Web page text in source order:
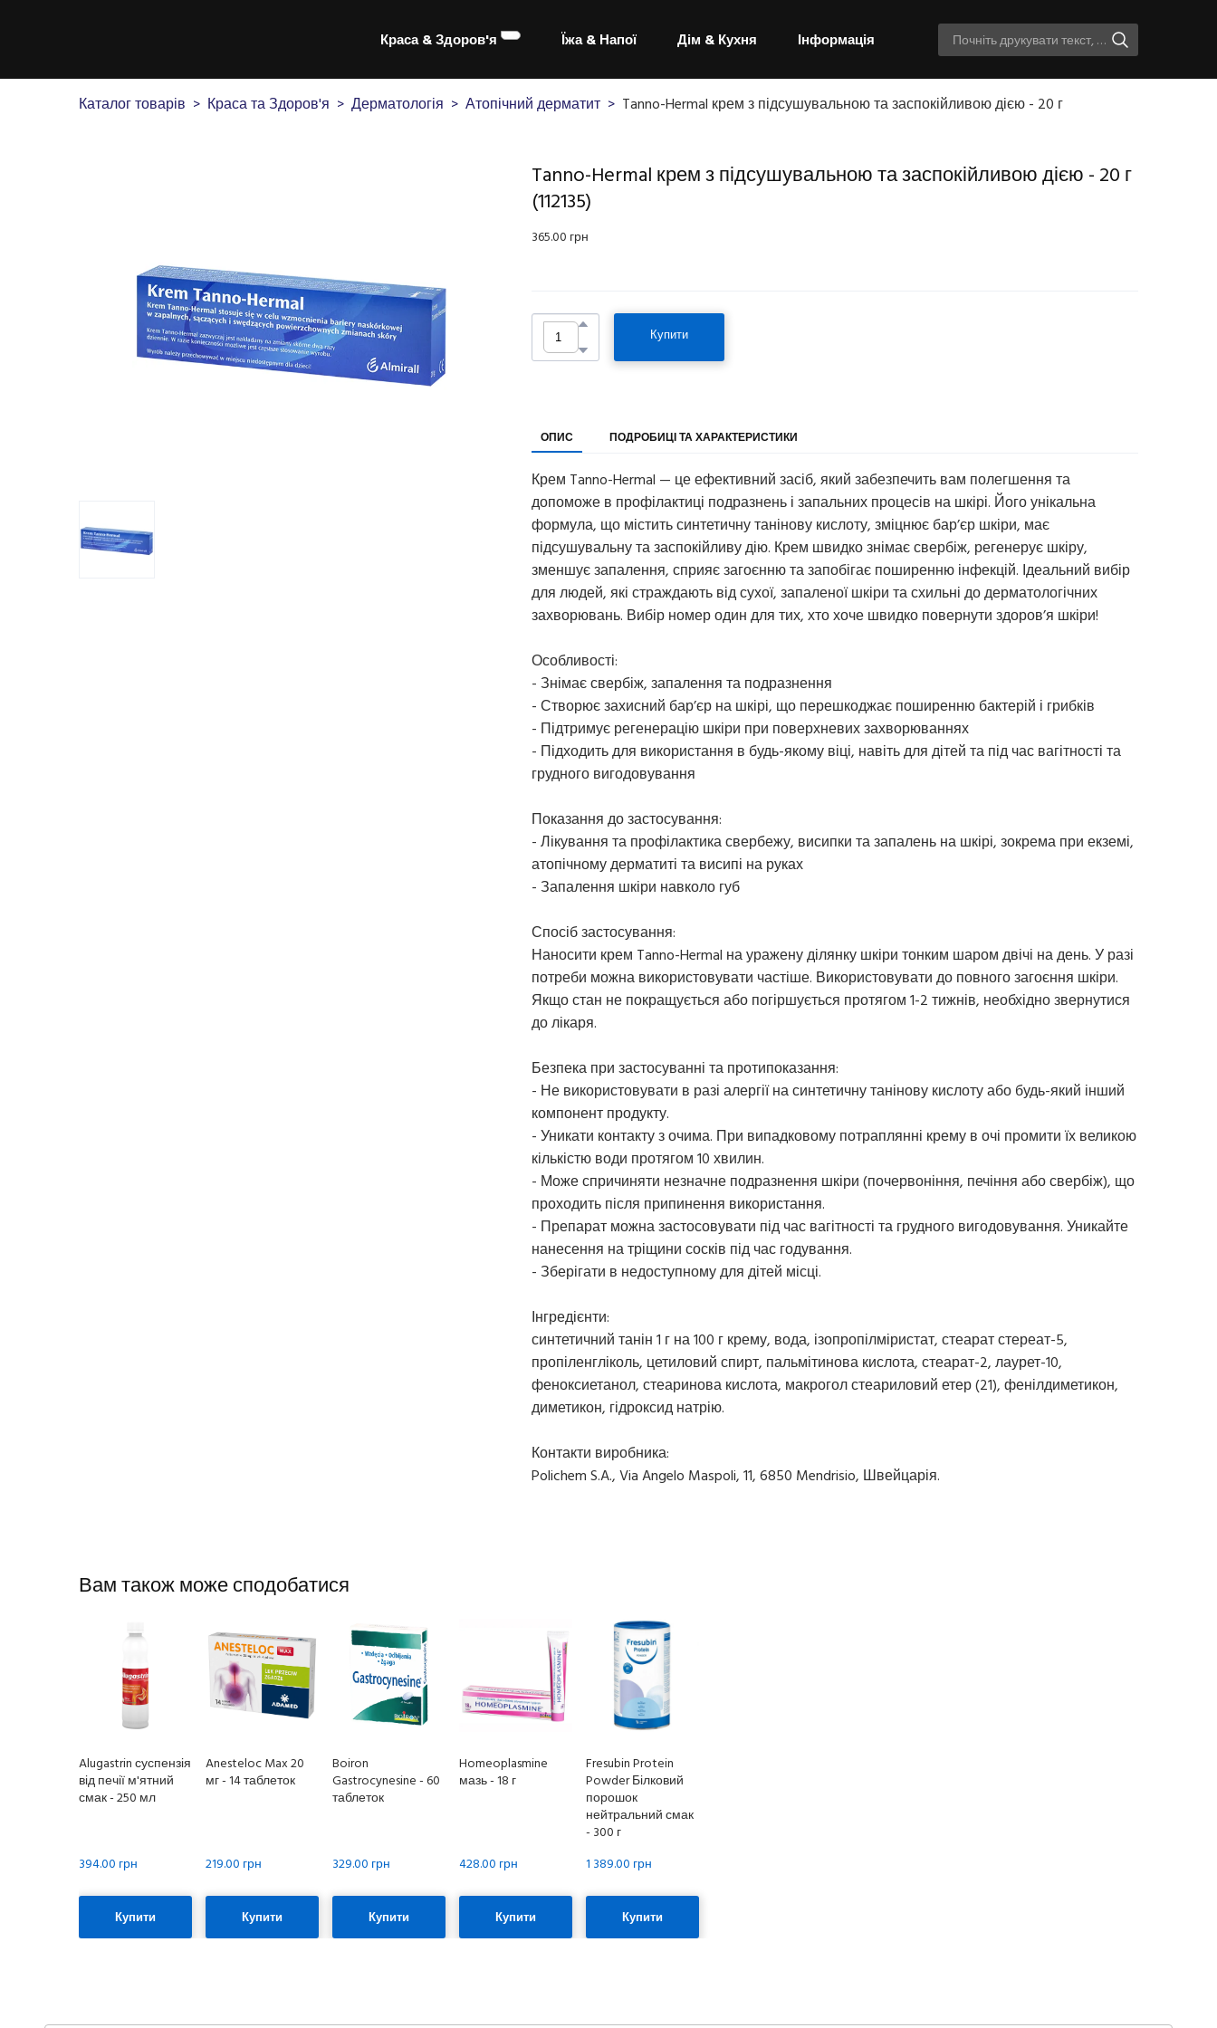
Краса & Здоров'я Їжа & Напої Дім & Кухня Інформація
Каталог товарів Краса та Здоров'я Дерматологія Атопічний дерматит Tanno-Hermal крем з підсушувальною та заспокійливою дією - 20 г
Tanno-Hermal крем з підсушувальною та заспокійливою дією - 20 г
(112135)
365.00 грн
Купити
ОПИС ПОДРОБИЦІ ТА ХАРАКТЕРИСТИКИ
Крем Tanno-Hermal — це ефективний засіб, який забезпечить вам полегшення та
допоможе в профілактиці подразнень і запальних процесів на шкірі. Його унікальна
формула, що містить синтетичну танінову кислоту, зміцнює бар’єр шкіри, має
підсушувальну та заспокійливу дію. Крем швидко знімає свербіж, регенерує шкіру,
зменшує запалення, сприяє загоєнню та запобігає поширенню інфекцій. Ідеальний вибір
для людей, які страждають від сухої, запаленої шкіри та схильні до дерматологічних
захворювань. Вибір номер один для тих, хто хоче швидко повернути здоров’я шкіри!
Особливості:
- Знімає свербіж, запалення та подразнення
- Створює захисний бар’єр на шкірі, що перешкоджає поширенню бактерій і грибків
- Підтримує регенерацію шкіри при поверхневих захворюваннях
- Підходить для використання в будь-якому віці, навіть для дітей та під час вагітності та
грудного вигодовування
Показання до застосування:
- Лікування та профілактика свербежу, висипки та запалень на шкірі, зокрема при екземі,
атопічному дерматиті та висипі на руках
- Запалення шкіри навколо губ
Спосіб застосування:
Наносити крем Tanno-Hermal на уражену ділянку шкіри тонким шаром двічі на день. У разі
потреби можна використовувати частіше. Використовувати до повного загоєння шкіри.
Якщо стан не покращується або погіршується протягом 1-2 тижнів, необхідно звернутися
до лікаря.
Безпека при застосуванні та протипоказання:
- Не використовувати в разі алергії на синтетичну танінову кислоту або будь-який інший
компонент продукту.
- Уникати контакту з очима. При випадковому потраплянні крему в очі промити їх великою
кількістю води протягом 10 хвилин.
- Може спричиняти незначне подразнення шкіри (почервоніння, печіння або свербіж), що
проходить після припинення використання.
- Препарат можна застосовувати під час вагітності та грудного вигодовування. Уникайте
нанесення на тріщини сосків під час годування.
- Зберігати в недоступному для дітей місці.
Інгредієнти:
синтетичний танін 1 г на 100 г крему, вода, ізопропілміристат, стеарат стереат-5,
пропіленгліколь, цетиловий спирт, пальмітинова кислота, стеарат-2, лаурет-10,
феноксиетанол, стеаринова кислота, макрогол стеариловий етер (21), фенілдиметикон,
диметикон, гідроксид натрію.
Контакти виробника:
Polichem S.A., Via Angelo Maspoli, 11, 6850 Mendrisio, Швейцарія.
Вам також може сподобатися
Alugastrin суспензія
від печії м'ятний
смак - 250 мл
394.00 грн
Купити
Anesteloc Max 20
мг - 14 таблеток
219.00 грн
Купити
Boiron
Gastrocynesine - 60
таблеток
329.00 грн
Купити
Homeoplasmine
мазь - 18 г
428.00 грн
Купити
Fresubin Protein
Powder Білковий
порошок
нейтральний смак
- 300 г
1 389.00 грн
Купити